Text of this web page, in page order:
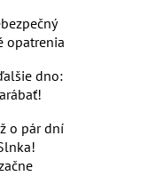
opatrenia
dno:
o pár dní